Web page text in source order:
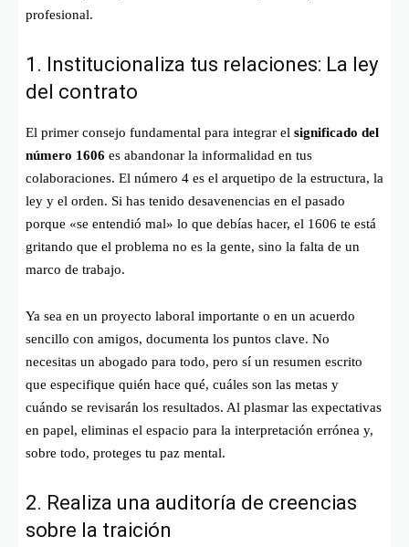
profesional.
1. Institucionaliza tus relaciones: La ley
del contrato
El primer consejo fundamental para integrar el significado del
número 1606 es abandonar la informalidad en tus
colaboraciones. El número 4 es el arquetipo de la estructura, la
ley y el orden. Si has tenido desavenencias en el pasado
porque «se entendió mal» lo que debías hacer, el 1606 te está
gritando que el problema no es la gente, sino la falta de un
marco de trabajo.
Ya sea en un proyecto laboral importante o en un acuerdo
sencillo con amigos, documenta los puntos clave. No
necesitas un abogado para todo, pero sí un resumen escrito
que especifique quién hace qué, cuáles son las metas y
cuándo se revisarán los resultados. Al plasmar las expectativas
en papel, eliminas el espacio para la interpretación errónea y,
sobre todo, proteges tu paz mental.
2. Realiza una auditoría de creencias
sobre la traición